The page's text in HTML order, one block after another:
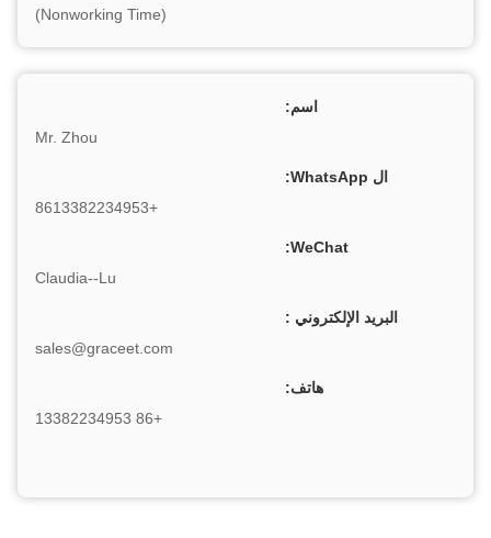
(Nonworking Time)
اسم:
Mr. Zhou
ال WhatsApp:
+8613382234953
WeChat:
Claudia--Lu
البريد الإلكتروني :
sales@graceet.com
هاتف:
+86 13382234953